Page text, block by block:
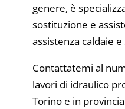
genere, è
sostituzione e
assistenza caldaie
Contattatemi al
lavori di idraulico
Torino e in